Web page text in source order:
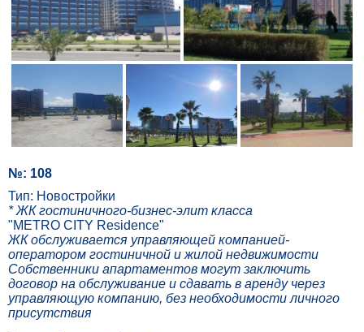
№: 108
Тип: Новостройки
* ЖК гостиничного-бизнес-элит класса
"METRO CITY Residence"
ЖК обслуживается управляющей компанией-
оператором гостиничной и жилой недвижимости
Собственники апартаментов могут заключить
договор на обслуживание и сдавать в аренду через
управляющую компанию, без необходимости личного
присутствия